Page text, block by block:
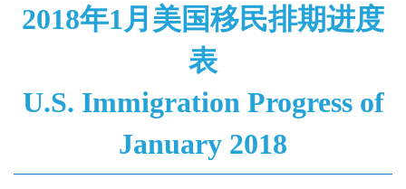
2018年1月美国移民排期进度
表
U.S. Immigration Progress of
January 2018